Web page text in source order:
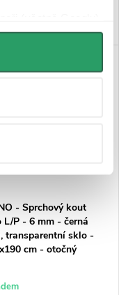
a
zpracovává
ZÁRUKA
- Sprchový kout
L/P - 6 mm - černá
transparentní sklo -
cm - otočný